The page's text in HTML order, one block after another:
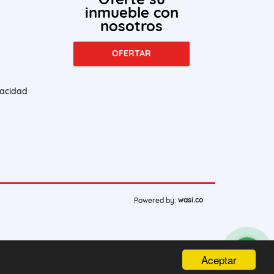
Aceptar
inmueble con
nosotros
OFERTAR
Powered by: wasi.co